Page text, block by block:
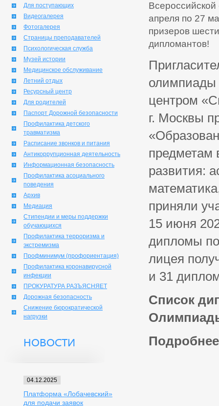
Для поступающих
Видеогалерея
Фотогалерея
Страницы преподавателей
Психологическая служба
Музей истории
Медицинское обслуживание
Летний отдых
Ресурсный центр
Для родителей
Паспорт Дорожной безопасности
Профилактика детского
травматизма
Расписание звонков и питания
Антикоррупционная деятельность
Информационная безопасность
Профилактика асоциального
поведения
Архив
Медиация
Стипендии и меры поддержки
обучающихся
Профилактика терроризма и
экстремизма
Профминимум (профориентация)
Профилактика коронавирусной
инфекции
ПРОКУРАТУРА РАЗЪЯСНЯЕТ
Дорожная безопасность
Снижение бюрократической
нагрузки
НОВОСТИ
04.12.2025
Платформа «Лобачевский»
для подачи заявок
апреля по 27
призеров
дипломантов!
олимпиады
центром
г. Москвы
предметам
развития:
приняли
15 июня
дипломы
лицея
и 31
Список